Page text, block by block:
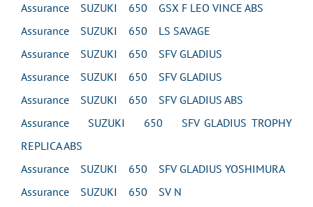
Assurance SUZUKI 650 GSX F LEO VINCE ABS
Assurance SUZUKI 650 LS SAVAGE
Assurance SUZUKI 650 SFV GLADIUS
Assurance SUZUKI 650 SFV GLADIUS
Assurance SUZUKI 650 SFV GLADIUS ABS
Assurance SUZUKI 650 SFV GLADIUS TROPHY
REPLICA ABS
Assurance SUZUKI 650 SFV GLADIUS YOSHIMURA
Assurance SUZUKI 650 SV N